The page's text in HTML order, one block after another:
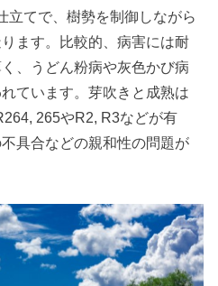
立てで、樹勢を制御しながら
ます。比較的、病害には耐
、うどん粉病や灰色かび病
ています。芽吹きと成熟は
265やR2, R3などが有
具合などの親和性の問題が